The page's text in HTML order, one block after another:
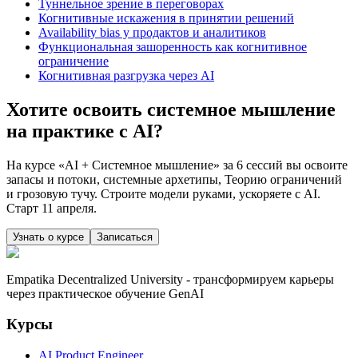
Туннельное зрение в переговорах
Когнитивные искажения в принятии решений
Availability bias у продактов и аналитиков
Функциональная зашоренность как когнитивное
ограничение
Когнитивная разгрузка через AI
Хотите освоить системное мышление
на практике с AI?
На курсе «AI + Системное мышление» за 6 сессий вы освоите
запасы и потоки, системные архетипы, Теорию ограничений
и грозовую тучу. Строите модели руками, ускоряете с AI.
Старт 11 апреля.
Узнать о курсе Записаться
Empatika Decentralized University - трансформируем карьеры
через практическое обучение GenAI
Курсы